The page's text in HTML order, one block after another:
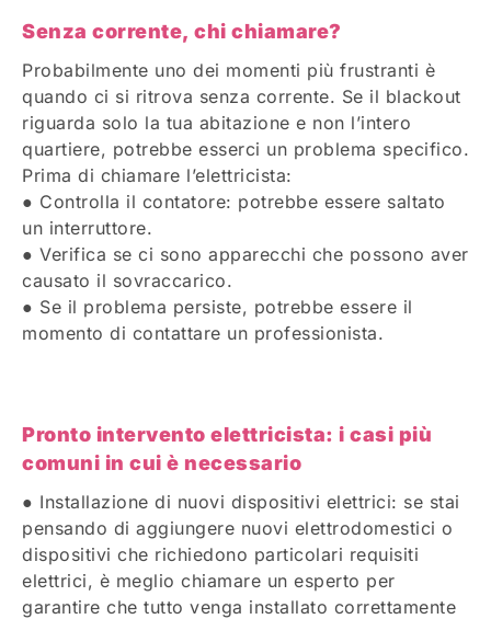
Senza corrente, chi chiamare?
Probabilmente uno dei momenti più frustranti è
quando ci si ritrova senza corrente. Se il blackout
riguarda solo la tua abitazione e non l’intero
quartiere, potrebbe esserci un problema specifico.
Prima di chiamare l’elettricista:
● Controlla il contatore: potrebbe essere saltato
un interruttore.
● Verifica se ci sono apparecchi che possono aver
causato il sovraccarico.
● Se il problema persiste, potrebbe essere il
momento di contattare un professionista.
Pronto intervento elettricista: i casi più
comuni in cui è necessario
● Installazione di nuovi dispositivi elettrici: se stai
pensando di aggiungere nuovi elettrodomestici o
dispositivi che richiedono particolari requisiti
elettrici, è meglio chiamare un esperto per
garantire che tutto venga installato correttamente